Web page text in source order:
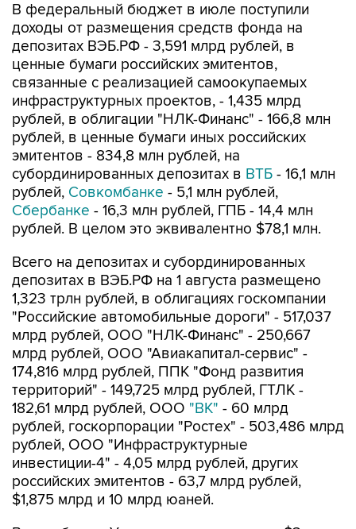
В федеральный бюджет в июле поступили
доходы от размещения средств фонда на
депозитах ВЭБ.РФ - 3,591 млрд рублей, в
ценные бумаги российских эмитентов,
связанные с реализацией самоокупаемых
инфраструктурных проектов, - 1,435 млрд
рублей, в облигации "НЛК-Финанс" - 166,8 млн
рублей, в ценные бумаги иных российских
эмитентов - 834,8 млн рублей, на
субординированных депозитах в ВТБ - 16,1 млн
рублей, Совкомбанке - 5,1 млн рублей,
Сбербанке - 16,3 млн рублей, ГПБ - 14,4 млн
рублей. В целом это эквивалентно $78,1 млн.
Всего на депозитах и субординированных
депозитах в ВЭБ.РФ на 1 августа размещено
1,323 трлн рублей, в облигациях госкомпании
"Российские автомобильные дороги" - 517,037
млрд рублей, ООО "НЛК-Финанс" - 250,667
млрд рублей, ООО "Авиакапитал-сервис" -
174,816 млрд рублей, ППК "Фонд развития
территорий" - 149,725 млрд рублей, ГТЛК -
182,61 млрд рублей, ООО "ВК" - 60 млрд
рублей, госкорпорации "Ростех" - 503,486 млрд
рублей, ООО "Инфраструктурные
инвестиции-4" - 4,05 млрд рублей, других
российских эмитентов - 63,7 млрд рублей,
$1,875 млрд и 10 млрд юаней.